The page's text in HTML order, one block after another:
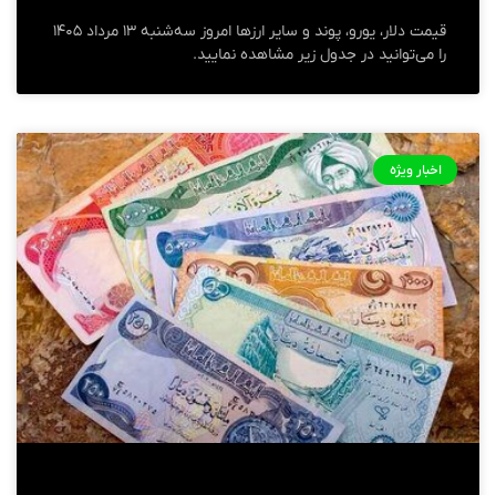
قیمت دلار، یورو، پوند و سایر ارز‌ها امروز سه‌شنبه ۱۳ مرداد ۱۴۰۵
را می‌توانید در جدول زیر مشاهده نمایید.
اخبار ویژه